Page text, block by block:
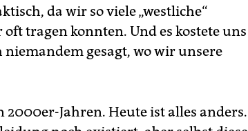
da wir so viele „westliche“
tragen konnten. Und es kostete uns
gesagt, wo wir unsere
Jahren. Heute ist alles anders.